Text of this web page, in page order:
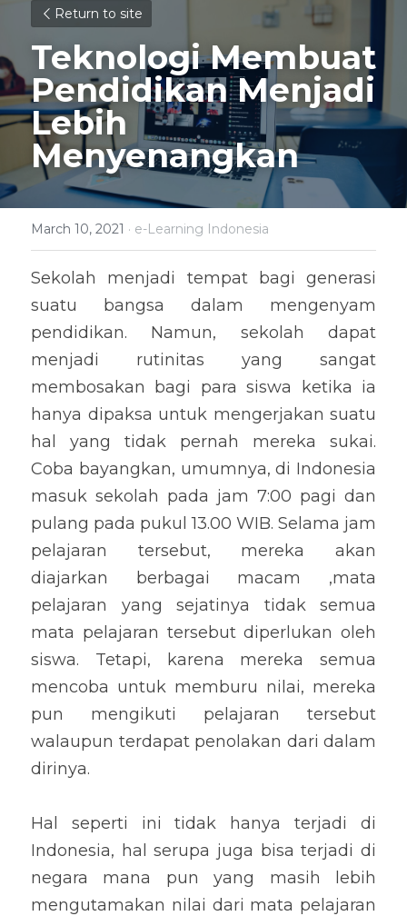
Return to site
Teknologi Membuat
Pendidikan Menjadi
Lebih
Menyenangkan
March 10, 2021 · e-Learning Indonesia
Sekolah menjadi tempat bagi generasi
suatu bangsa dalam mengenyam
pendidikan. Namun, sekolah dapat
menjadi rutinitas yang sangat
membosakan bagi para siswa ketika ia
hanya dipaksa untuk mengerjakan suatu
hal yang tidak pernah mereka sukai.
Coba bayangkan, umumnya, di Indonesia
masuk sekolah pada jam 7:00 pagi dan
pulang pada pukul 13.00 WIB. Selama jam
pelajaran tersebut, mereka akan
diajarkan berbagai macam ,mata
pelajaran yang sejatinya tidak semua
mata pelajaran tersebut diperlukan oleh
siswa. Tetapi, karena mereka semua
mencoba untuk memburu nilai, mereka
pun mengikuti pelajaran tersebut
walaupun terdapat penolakan dari dalam
dirinya.
Hal seperti ini tidak hanya terjadi di
Indonesia, hal serupa juga bisa terjadi di
negara mana pun yang masih lebih
mengutamakan nilai dari mata pelajaran